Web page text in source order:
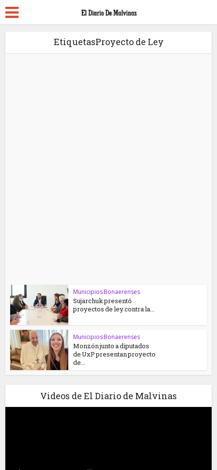
EtiquetasProyecto de Ley
Municipios Bonaerenses
Sujarchuk presentó
proyectos de ley contra la...
Municipios Bonaerenses
Monzón junto a diputados
de UxP presentan proyecto
de...
Videos de El Diario de Malvinas